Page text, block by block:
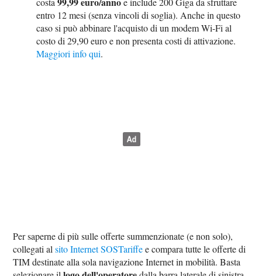
entro 12 mesi (senza vincoli di soglia). Anche in questo
caso si può abbinare l'acquisto di un modem Wi-Fi al
costo di 29,90 euro e non presenta costi di attivazione.
Maggiori info qui.
Per saperne di più sulle offerte summenzionate (e non solo),
collegati alsito Internet SOSTariffee compara tutte le offerte di
TIM destinate alla sola navigazione Internet in mobilità. Basta